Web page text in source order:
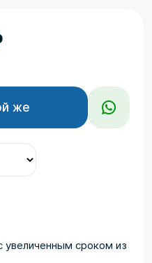
же
увеличенным сроком из